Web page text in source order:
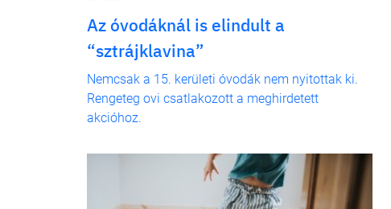
Az óvodáknál is elindult a
“sztrájklavina”
Nemcsak a 15. kerületi óvodák nem nyitottak ki.
Rengeteg ovi csatlakozott a meghirdetett
akcióhoz.